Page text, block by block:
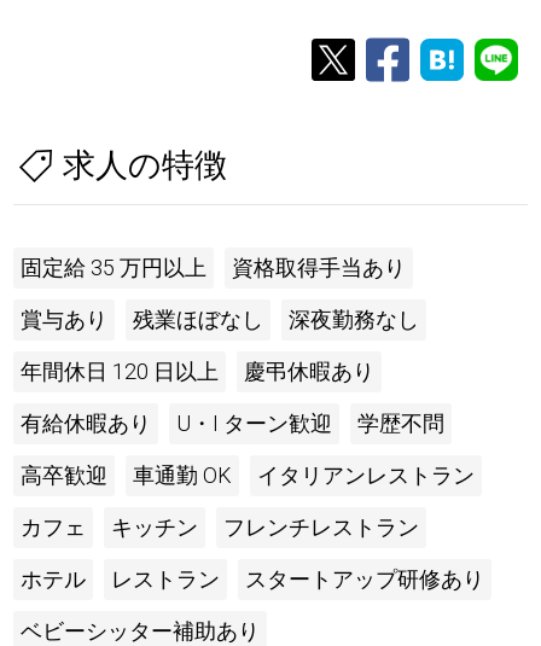
求人の特徴
固定給 35 万円以上 資格取得手当あり
賞与あり 残業ほぼなし 深夜勤務なし
年間休日 120 日以上 慶弔休暇あり
有給休暇あり U・I ターン歓迎 学歴不問
高卒歓迎 車通勤 OK イタリアンレストラン
カフェ キッチン フレンチレストラン
ホテル レストラン スタートアップ研修あり
ベビーシッター補助あり